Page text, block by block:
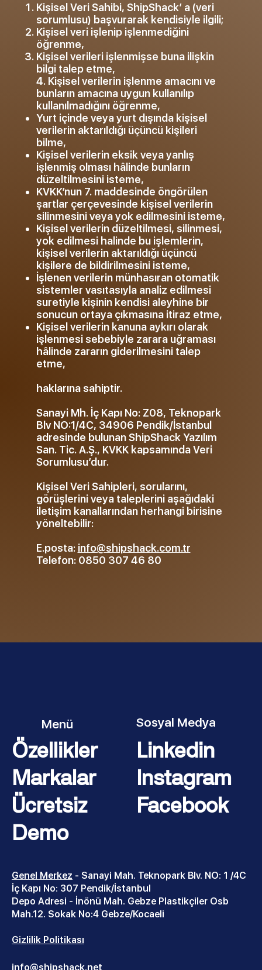
Kişisel Veri Sahibi, ShipShack’ a (veri
sorumlusu) başvurarak kendisiyle ilgili;
Kişisel veri işlenip işlenmediğini
öğrenme,
Kişisel verileri işlenmişse buna ilişkin
bilgi talep etme,
4. Kişisel verilerin işlenme amacını ve
bunların amacına uygun kullanılıp
kullanılmadığını öğrenme,
Yurt içinde veya yurt dışında kişisel
verilerin aktarıldığı üçüncü kişileri
bilme,
Kişisel verilerin eksik veya yanlış
işlenmiş olması hâlinde bunların
düzeltilmesini isteme,
KVKK’nun 7. maddesinde öngörülen
şartlar çerçevesinde kişisel verilerin
silinmesini veya yok edilmesini isteme,
Kişisel verilerin düzeltilmesi, silinmesi,
yok edilmesi halinde bu işlemlerin,
kişisel verilerin aktarıldığı üçüncü
kişilere de bildirilmesini isteme,
İşlenen verilerin münhasıran otomatik
sistemler vasıtasıyla analiz edilmesi
suretiyle kişinin kendisi aleyhine bir
sonucun ortaya çıkmasına itiraz etme,
Kişisel verilerin kanuna aykırı olarak
işlenmesi sebebiyle zarara uğraması
hâlinde zararın giderilmesini talep
etme,
haklarına sahiptir.
Sanayi Mh. İç Kapı No: Z08, Teknopark
Blv NO:1/4C, 34906 Pendik/İstanbul
adresinde bulunan ShipShack Yazılım
San. Tic. A.Ş., KVKK kapsamında Veri
Sorumlusu’dur.
Kişisel Veri Sahipleri, sorularını,
görüşlerini veya taleplerini aşağıdaki
iletişim kanallarından herhangi birisine
yöneltebilir:
E.posta: info@shipshack.com.tr
Telefon: 0850 307 46 80
Menü
Özellikler
Markalar
Ücretsiz
Demo
Sosyal Medya
Linkedin
Instagram
Facebook
Genel Merkez - Sanayi Mah. Teknopark Blv. NO: 1 /4C
İç Kapı No: 307 Pendik/İstanbul
Depo Adresi - İnönü Mah. Gebze Plastikçiler Osb
Mah.12. Sokak No:4 Gebze/Kocaeli
Gizlilik Politikası
info@shipshack.net